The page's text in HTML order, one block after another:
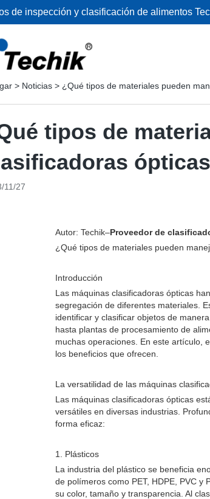
de inspección y clasificación de alimentos
> Noticias > ¿Qué tipos de materiales pueden
tipos de
11/27
Autor: Techik–Proveedor de
¿Qué tipos de materiales pueden
Introducción
Las máquinas clasificadoras ópticas
segregación de diferentes materiales.
identificar y clasificar objetos de
hasta plantas de procesamiento de
muchas operaciones. En este artículo,
los beneficios que ofrecen.
La versatilidad de las máquinas
Las máquinas clasificadoras ópticas
versátiles en diversas industrias.
forma eficaz:
1. Plásticos
La industria del plástico se beneficia
de polímeros como PET, HDPE, PVC y
su color, tamaño y transparencia. Al